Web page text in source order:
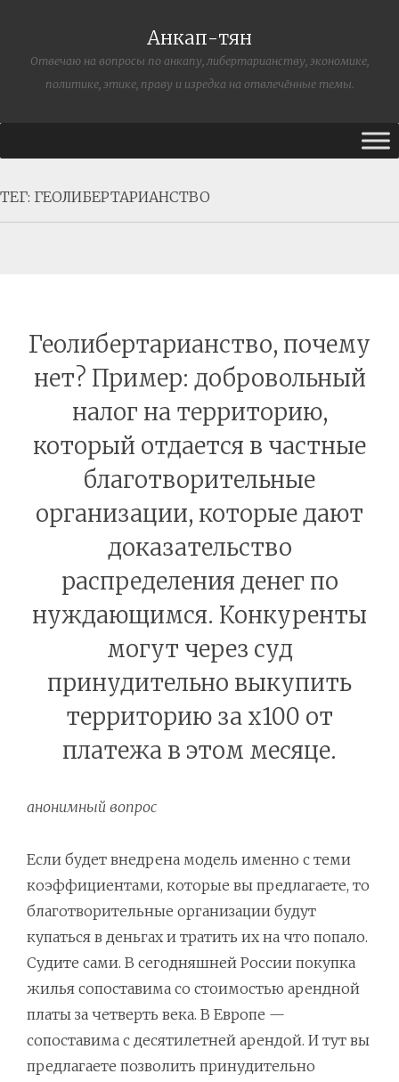
Анкап-тян
Отвечаю на вопросы по анкапу, либертарианству, экономике,
политике, этике, праву и изредка на отвлечённые темы.
ТЕГ: ГЕОЛИБЕРТАРИАНСТВО
Геолибертарианство, почему
нет? Пример: добровольный
налог на территорию,
который отдается в частные
благотворительные
организации, которые дают
доказательство
распределения денег по
нуждающимся. Конкуренты
могут через суд
принудительно выкупить
территорию за х100 от
платежа в этом месяце.
анонимный вопрос
Если будет внедрена модель именно с теми
коэффициентами, которые вы предлагаете, то
благотворительные организации будут
купаться в деньгах и тратить их на что попало.
Судите сами. В сегодняшней России покупка
жилья сопоставима со стоимостью арендной
платы за четверть века. В Европе —
сопоставима с десятилетней арендой. И тут вы
предлагаете позволить принудительно